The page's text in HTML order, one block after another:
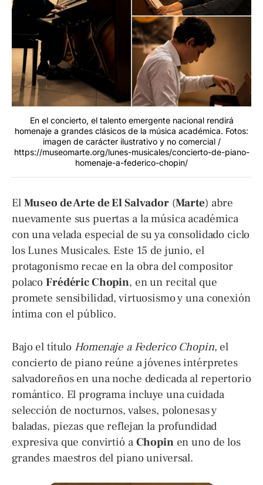
En el concierto, el talento emergente nacional rendirá
homenaje a grandes clásicos de la música académica. Fotos:
imagen de carácter ilustrativo y no comercial /
https://museomarte.org/lunes-musicales/concierto-de-piano-
homenaje-a-federico-chopin/
El Museo de Arte de El Salvador(Marte) abre
nuevamente sus puertas a la música académica
con una velada especial de su ya consolidado ciclo
los Lunes Musicales. Este 15 de junio, el
protagonismo recae en la obra del compositor
polacoFrédéric Chopin, en un recital que
promete sensibilidad, virtuosismo y una conexión
íntima con el público.
Bajo el título Homenaje a Federico Chopin, el
concierto de piano reúne a jóvenes intérpretes
salvadoreños en una noche dedicada al repertorio
romántico. El programa incluye una cuidada
selección de nocturnos, valses, polonesas y
baladas, piezas que reflejan la profundidad
expresiva que convirtió a Chopinen uno de los
grandes maestros del piano universal.